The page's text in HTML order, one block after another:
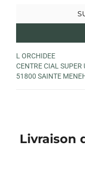
L ORCHIDEE
CENTRE CIAL SUPER
51800 SAINTE
Livraison